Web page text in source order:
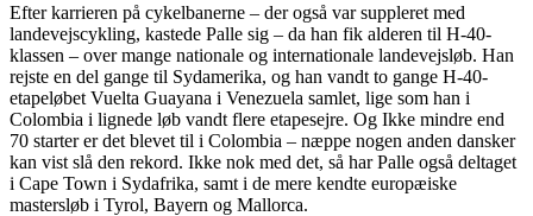
Efter karrieren på cykelbanerne – der også var suppleret med
landevejscykling, kastede Palle sig – da han fik alderen til H-40-
klassen – over mange nationale og internationale landevejsløb. Han
rejste en del gange til Sydamerika, og han vandt to gange H-40-
etapeløbet Vuelta Guayana i Venezuela samlet, lige som han i
Colombia i lignede løb vandt flere etapesejre. Og Ikke mindre end
70 starter er det blevet til i Colombia – næppe nogen anden dansker
kan vist slå den rekord. Ikke nok med det, så har Palle også deltaget
i Cape Town i Sydafrika, samt i de mere kendte europæiske
mastersløb i Tyrol, Bayern og Mallorca.